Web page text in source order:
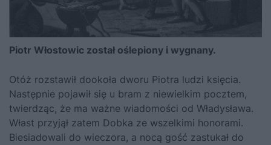
Piotr Włostowic został oślepiony i wygnany.
Otóż rozstawił dookoła dworu Piotra ludzi księcia.
Następnie pojawił się u bram z niewielkim pocztem,
twierdząc, że ma ważne wiadomości od Władysława.
Włast przyjął zatem Dobka ze wszelkimi honorami.
Biesiadowali do wieczora, a nocą gość zastukał do